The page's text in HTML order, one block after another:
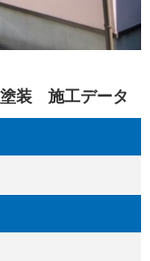
装 施工データ